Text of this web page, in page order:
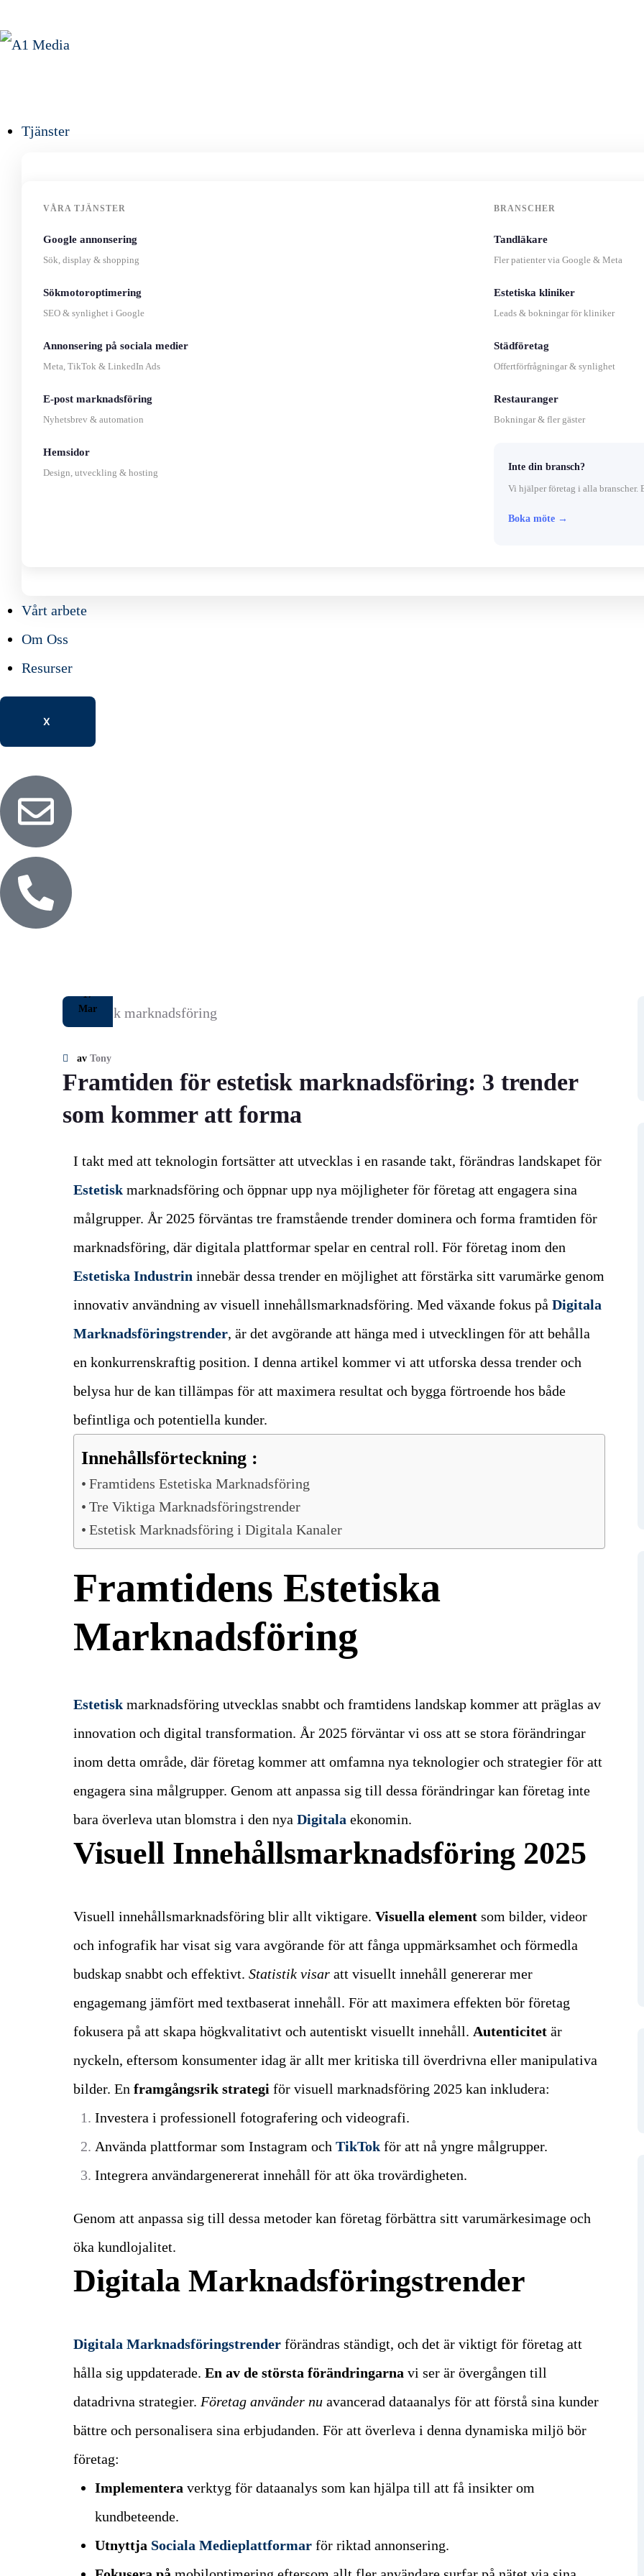
Tjänster
VÅRA TJÄNSTER
Google annonsering
Sök, display & shopping
Sökmotoroptimering
SEO & synlighet i Google
Annonsering på sociala medier
Meta, TikTok & LinkedIn Ads
E-post marknadsföring
Nyhetsbrev & automation
Hemsidor
Design, utveckling & hosting
BRANSCHER
Tandläkare
Fler patienter via Google & Meta
Estetiska kliniker
Leads & bokningar för kliniker
Städföretag
Offertförfrågningar & synlighet
Restauranger
Bokningar & fler gäster
Inte din bransch?
Vi hjälper företag i alla branscher.
Boka möte →
Vårt arbete
Om Oss
Resurser
X
17
Mar
av Tony
Framtiden för estetisk marknadsföring: 3 trender
som kommer att forma
I takt med att teknologin fortsätter att utvecklas i en rasande takt, förändras landskapet för
Estetisk marknadsföring och öppnar upp nya möjligheter för företag att engagera sina
målgrupper. År 2025 förväntas tre framstående trender dominera och forma framtiden för
marknadsföring, där digitala plattformar spelar en central roll. För företag inom den
Estetiska Industrin innebär dessa trender en möjlighet att förstärka sitt varumärke genom
innovativ användning av visuell innehållsmarknadsföring. Med växande fokus på Digitala
Marknadsföringstrender, är det avgörande att hänga med i utvecklingen för att behålla
en konkurrenskraftig position. I denna artikel kommer vi att utforska dessa trender och
belysa hur de kan tillämpas för att maximera resultat och bygga förtroende hos både
befintliga och potentiella kunder.
Innehållsförteckning :
Framtidens Estetiska Marknadsföring
Tre Viktiga Marknadsföringstrender
Estetisk Marknadsföring i Digitala Kanaler
Framtidens Estetiska
Marknadsföring
Estetisk marknadsföring utvecklas snabbt och framtidens landskap kommer att präglas av
innovation och digital transformation. År 2025 förväntar vi oss att se stora förändringar
inom detta område, där företag kommer att omfamna nya teknologier och strategier för att
engagera sina målgrupper. Genom att anpassa sig till dessa förändringar kan företag inte
bara överleva utan blomstra i den nya Digitala ekonomin.
Visuell Innehållsmarknadsföring 2025
Visuell innehållsmarknadsföring blir allt viktigare. Visuella element som bilder, videor
och infografik har visat sig vara avgörande för att fånga uppmärksamhet och förmedla
budskap snabbt och effektivt. Statistik visar att visuellt innehåll genererar mer
engagemang jämfört med textbaserat innehåll. För att maximera effekten bör företag
fokusera på att skapa högkvalitativt och autentiskt visuellt innehåll. Autenticitet är
nyckeln, eftersom konsumenter idag är allt mer kritiska till överdrivna eller manipulativa
bilder. En framgångsrik strategi för visuell marknadsföring 2025 kan inkludera:
Investera i professionell fotografering och videografi.
Använda plattformar som Instagram och TikTok för att nå yngre målgrupper.
Integrera användargenererat innehåll för att öka trovärdigheten.
Genom att anpassa sig till dessa metoder kan företag förbättra sitt varumärkesimage och
öka kundlojalitet.
Digitala Marknadsföringstrender
Digitala Marknadsföringstrender förändras ständigt, och det är viktigt för företag att
hålla sig uppdaterade. En av de största förändringarna vi ser är övergången till
datadrivna strategier. Företag använder nu avancerad dataanalys för att förstå sina kunder
bättre och personalisera sina erbjudanden. För att överleva i denna dynamiska miljö bör
företag:
Implementera verktyg för dataanalys som kan hjälpa till att få insikter om
kundbeteende.
Utnyttja Sociala Medieplattformar för riktad annonsering.